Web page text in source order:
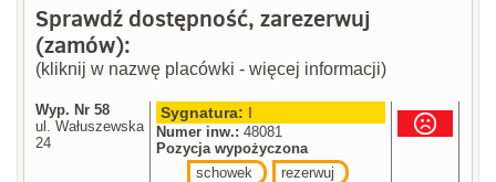
Sprawdź dostępność, zarezerwuj
(zamów):
(kliknij w nazwę placówki - więcej informacji)
Wyp. Nr 58
ul. Wałuszewska
24
Sygnatura: I
Numer inw.: 48081
Pozycja wypożyczona
schowek
rezerwuj